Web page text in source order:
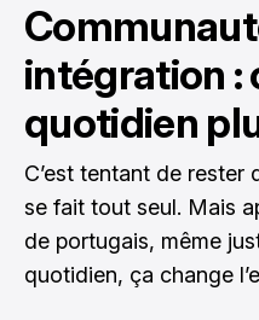
intégration :
quotidien
C’est tentant de rester
se fait tout seul. Mais
de portugais, même
quotidien, ça change